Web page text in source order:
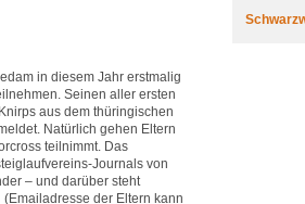
in diesem Jahr erstmalig
Seinen aller ersten
aus dem thüringischen
Natürlich gehen Eltern
teilnimmt. Das
Journals von
– und darüber steht
der Eltern kann